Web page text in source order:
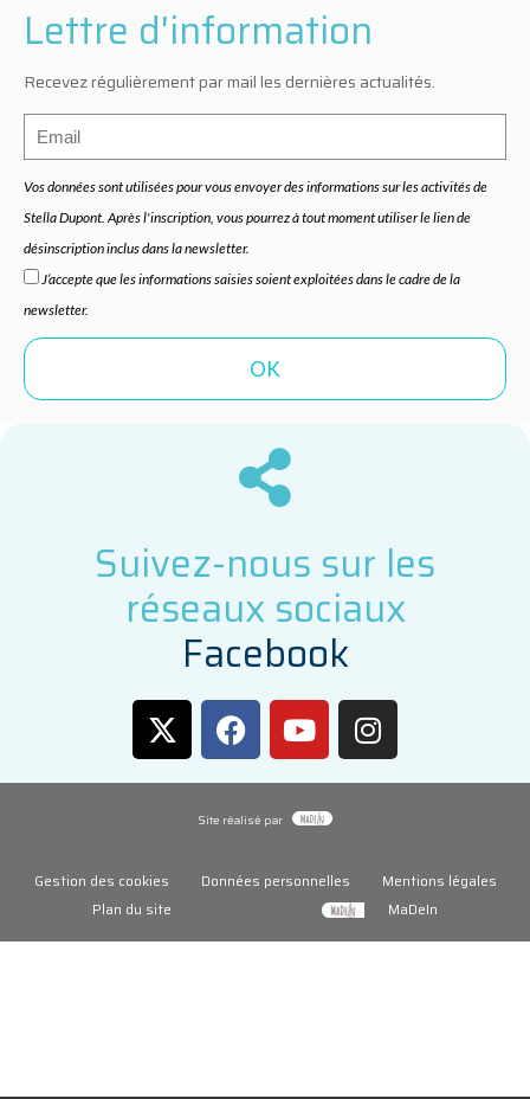
Lettre d'information
Recevez régulièrement par mail les dernières actualités.
Vos données sont utilisées pour vous envoyer des informations sur les activités de
Stella Dupont. Après l'inscription, vous pourrez à tout moment utiliser le lien de
désinscription inclus dans la newsletter.
J’accepte que les informations saisies soient exploitées dans le cadre de la
newsletter.
Suivez-nous sur les
réseaux sociaux
Facebook
Site réalisé par
Gestion des cookies Données personnelles
Mentions légales
Plan du site
MaDeIn